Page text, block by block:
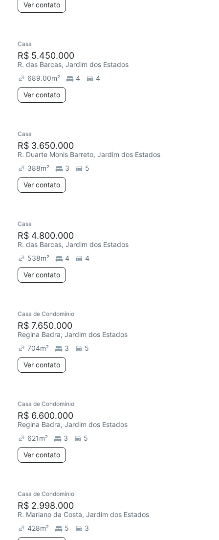
Ver contato
Casa
R$ 5.450.000
R. das Barcas, Jardim dos Estados
689.00m² 4
4
Ver contato
Casa
R$ 3.650.000
R. Duarte Monis Barreto, Jardim dos Estados
388m² 3
5
Ver contato
Casa
R$ 4.800.000
R. das Barcas, Jardim dos Estados
538m² 4
4
Ver contato
Casa de Condomínio
R$ 7.650.000
Regina Badra, Jardim dos Estados
704m² 3
5
Ver contato
Casa de Condomínio
R$ 6.600.000
Regina Badra, Jardim dos Estados
621m² 3
5
Ver contato
Casa de Condomínio
R$ 2.998.000
R. Mariano da Costa, Jardim dos Estados
428m² 5 3